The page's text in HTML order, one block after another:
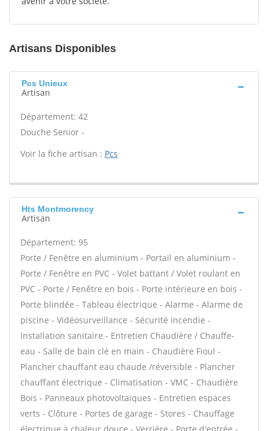
Artisans Disponibles
Pcs Unieux
Artisan
Département: 42
Douche Senior -
Voir la fiche artisan : Pcs
Hts Montmorency
Artisan
Département: 95
Porte / Fenêtre en aluminium - Portail en aluminium -
Porte / Fenêtre en PVC - Volet battant / Volet roulant en
PVC - Porte / Fenêtre en bois - Porte intérieure en bois -
Porte blindée - Tableau électrique - Alarme - Alarme de
piscine - Vidéosurveillance - Sécurité incendie -
Installation sanitaire - Entretien Chaudière / Chauffe-
eau - Salle de bain clé en main - Chaudière Fioul -
Plancher chauffant eau chaude /réversible - Plancher
chauffant électrique - Climatisation - VMC - Chaudière
Bois - Panneaux photovoltaïques - Entretien espaces
verts - Clôture - Portes de garage - Stores - Chauffage